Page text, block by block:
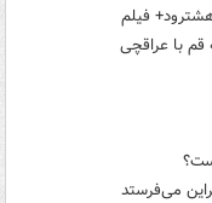
فیلم
با عراقچی
می‌فرستد